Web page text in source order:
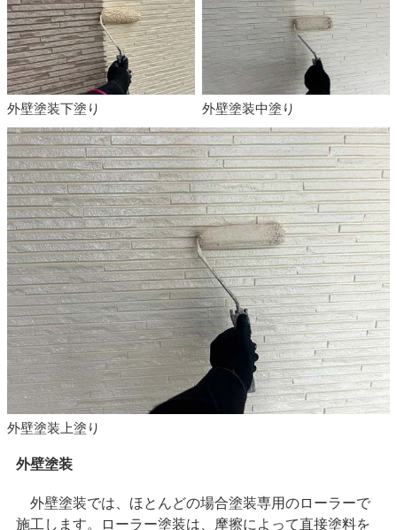
外壁塗装下塗り 外壁塗装中塗り
外壁塗装上塗り
外壁塗装
外壁塗装では、ほとんどの場合塗装専用のローラーで
施工します。ローラー塗装は、摩擦によって直接塗料を